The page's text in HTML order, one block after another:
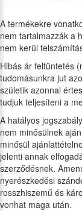
A termékekre
nem tartalmazzák a
nem kerül
Hibás ár feltüntetés
tudomásunkra jut
születik azonnal
tudjuk teljesíteni a
A hatályos
nem minősülnek
minősül
jelenti annak
szerződésnek.
nyerészkedési
rosszhiszemű és
vonhat maga után.